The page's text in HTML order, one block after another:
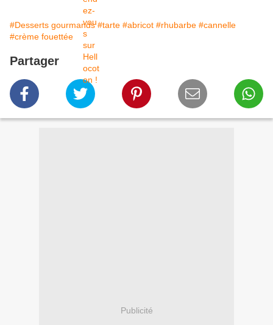
#Desserts gourmands #tarte #abricot #rhubarbe #cannelle
#crème fouettée
Partager
Publicité